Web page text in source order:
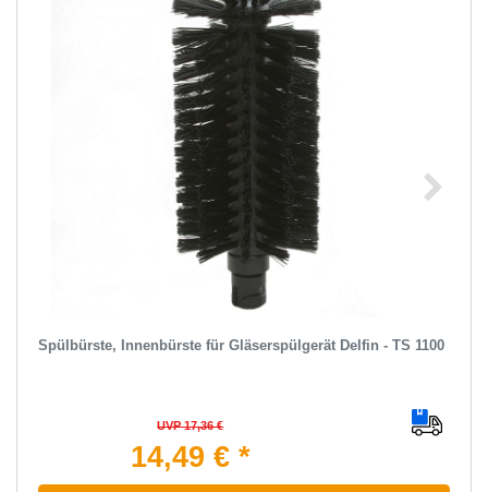
Spülbürste, Innenbürste für Gläserspülgerät Delfin - TS 1100
UVP 17,36 €
14,49 € *